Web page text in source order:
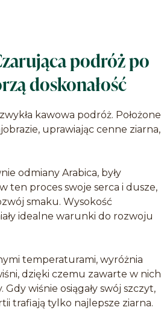
podróż po
doskonałość
kawowa podróż. Położone
uprawiając cenne ziarna,
odmiany Arabica, były
ten proces swoje serca i dusze,
smaku. Wysokość
idealne warunki do rozwoju
temperaturami, wyróżnia
dzięki czemu zawarte w nich
wiśnie osiągały swój szczyt,
trafiają tylko najlepsze ziarna.